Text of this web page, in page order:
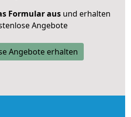
Formular ausund erhalten
Angebote
Angebote erhalten